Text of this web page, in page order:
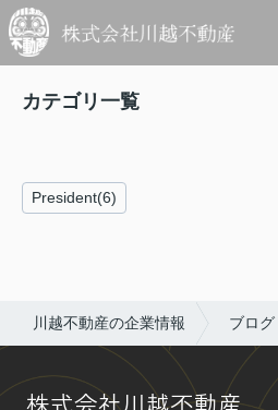
カテゴリ一覧
President(6)
川越不動産の企業情報 ブログ
株式会社川越不動産